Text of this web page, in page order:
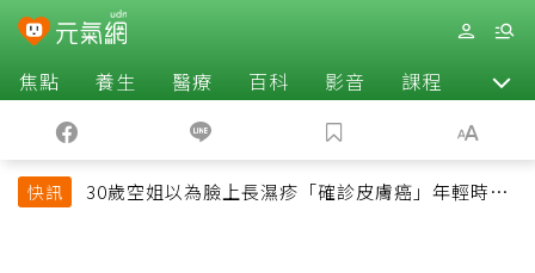
焦點 養生 醫療 百科 影音 課程 退休
快訊
30歲空姐以為臉上長濕疹「確診皮膚癌」年輕時一